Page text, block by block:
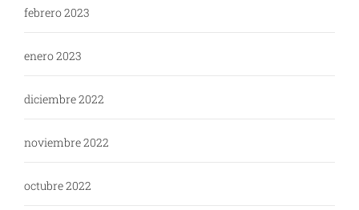
febrero 2023
enero 2023
diciembre 2022
noviembre 2022
octubre 2022